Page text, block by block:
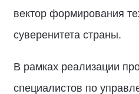
вектор формирования
суверенитета страны.
В рамках реализации
специалистов по